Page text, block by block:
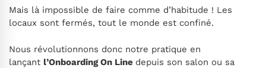
Mais là impossible de faire comme d’habitude ! Les
locaux sont fermés, tout le monde est confiné.
Nous révolutionnons donc notre pratique en
lançant l’Onboarding On Line depuis son salon ou sa